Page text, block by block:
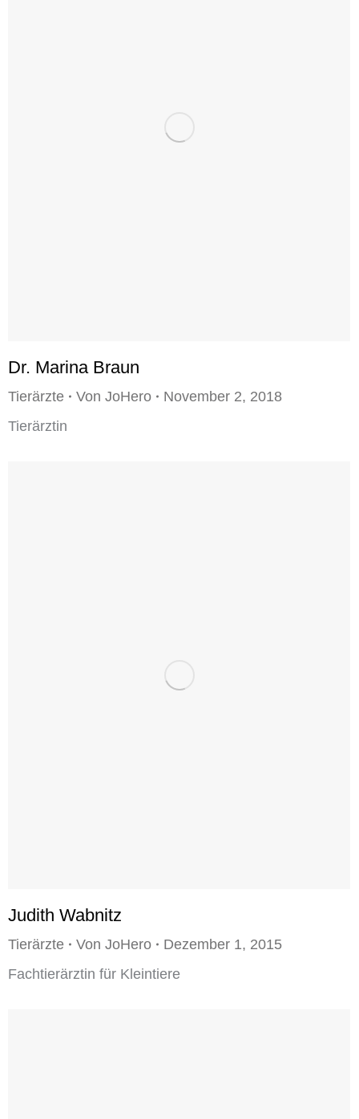
Dr. Marina Braun
Tierärzte Von JoHero
November 2, 2018
Tierärztin
Judith Wabnitz
Tierärzte Von JoHero
Dezember 1, 2015
Fachtierärztin für Kleintiere